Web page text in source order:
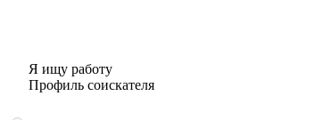
Я ищу работу
Профиль соискателя